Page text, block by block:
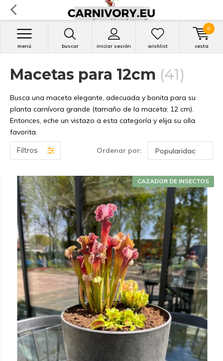
buscar iniciar sesión
menú wishlist cesta
0
Macetas para 12cm (41)
Busca una maceta elegante, adecuada y bonita para su
planta carnívora grande (tamaño de la maceta: 12 cm).
Entonces, eche un vistazo a esta categoría y elija su olla
favorita.
Filtros Ordenar por:
CAZADOR DE INSECTOS